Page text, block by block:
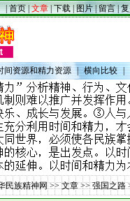
|首页|文章|下载| 图片|留言|
间资源和精力资源 | 横向比较
民族精神网>>文章>>强国之路